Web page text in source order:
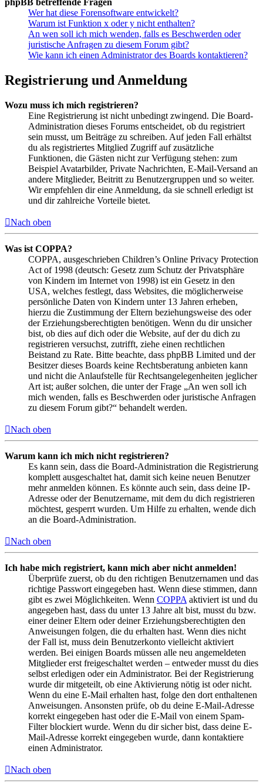
Wer hat diese Forensoftware entwickelt?
Warum ist Funktion x oder y nicht enthalten?
An wen soll ich mich wenden, falls es Beschwerden oder
juristische Anfragen zu diesem Forum gibt?
Wie kann ich einen Administrator des Boards kontaktieren?
Registrierung und Anmeldung
Wozu muss ich mich registrieren?
Eine Registrierung ist nicht unbedingt zwingend. Die Board-
Administration dieses Forums entscheidet, ob du registriert
sein musst, um Beiträge zu schreiben. Auf jeden Fall erhältst
du als registriertes Mitglied Zugriff auf zusätzliche
Funktionen, die Gästen nicht zur Verfügung stehen: zum
Beispiel Avatarbilder, Private Nachrichten, E-Mail-Versand an
andere Mitglieder, Beitritt zu Benutzergruppen und so weiter.
Wir empfehlen dir eine Anmeldung, da sie schnell erledigt ist
und dir zahlreiche Vorteile bietet.
Nach oben
Was ist COPPA?
COPPA, ausgeschrieben Children’s Online Privacy Protection
Act of 1998 (deutsch: Gesetz zum Schutz der Privatsphäre
von Kindern im Internet von 1998) ist ein Gesetz in den
USA, welches festlegt, dass Websites, die möglicherweise
persönliche Daten von Kindern unter 13 Jahren erheben,
hierzu die Zustimmung der Eltern beziehungsweise des oder
der Erziehungsberechtigten benötigen. Wenn du dir unsicher
bist, ob dies auf dich oder die Website, auf der du dich zu
registrieren versuchst, zutrifft, ziehe einen rechtlichen
Beistand zu Rate. Bitte beachte, dass phpBB Limited und der
Besitzer dieses Boards keine Rechtsberatung anbieten kann
und nicht die Anlaufstelle für Rechtsangelegenheiten jeglicher
Art ist; außer solchen, die unter der Frage „An wen soll ich
mich wenden, falls es Beschwerden oder juristische Anfragen
zu diesem Forum gibt?“ behandelt werden.
Nach oben
Warum kann ich mich nicht registrieren?
Es kann sein, dass die Board-Administration die Registrierung
komplett ausgeschaltet hat, damit sich keine neuen Benutzer
mehr anmelden können. Es könnte auch sein, dass deine IP-
Adresse oder der Benutzername, mit dem du dich registrieren
möchtest, gesperrt wurden. Um Hilfe zu erhalten, wende dich
an die Board-Administration.
Nach oben
Ich habe mich registriert, kann mich aber nicht anmelden!
Überprüfe zuerst, ob du den richtigen Benutzernamen und das
richtige Passwort eingegeben hast. Wenn diese stimmen, dann
gibt es zwei Möglichkeiten. Wenn COPPA aktiviert ist und du
angegeben hast, dass du unter 13 Jahre alt bist, musst du bzw.
einer deiner Eltern oder deiner Erziehungsberechtigten den
Anweisungen folgen, die du erhalten hast. Wenn dies nicht
der Fall ist, muss dein Benutzerkonto vielleicht aktiviert
werden. Bei einigen Boards müssen alle neu angemeldeten
Mitglieder erst freigeschaltet werden – entweder musst du dies
selbst erledigen oder ein Administrator. Bei der Registrierung
wurde dir mitgeteilt, ob eine Aktivierung nötig ist oder nicht.
Wenn du eine E-Mail erhalten hast, folge den dort enthaltenen
Anweisungen. Ansonsten prüfe, ob du deine E-Mail-Adresse
korrekt eingegeben hast oder die E-Mail von einem Spam-
Filter blockiert wurde. Wenn du dir sicher bist, dass deine E-
Mail-Adresse korrekt eingegeben wurde, dann kontaktiere
einen Administrator.
Nach oben